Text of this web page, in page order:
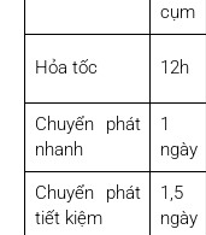
cụm
Hỏa tốc 12h
Chuyển phát
nhanh
1
ngày
Chuyển phát
tiết kiệm
1,5
ngày